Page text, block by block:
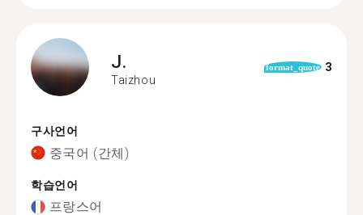
J.
Taizhou
format_quote 3
구사언어
중국어 (간체)
학습언어
프랑스어